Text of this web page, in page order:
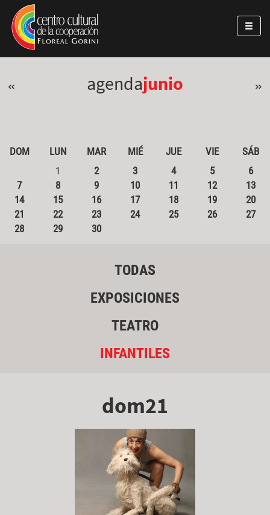
Pasar al contenido principal
Jump to main content
« agendajunio »
DOM LUN MAR MIÉ JUE VIE
SÁB
1
2 3 4 5
6
7
8 9 10 11 12
13
14
15 16 17 18 19
20
21
22 23 24 25 26
27
28
29 30
TODAS
EXPOSICIONES
TEATRO
INFANTILES
dom21